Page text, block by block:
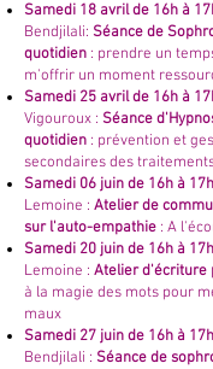
Samedi 18 avril de 16h à
Bendjilali: Séance de
quotidien : prendre un
m'offrir un moment
Samedi 25 avril de 16h à
Vigouroux : Séance
quotidien : prévention et
secondaires des
Samedi 06 juin de 16h à
Lemoine : Atelier de
sur l'auto-empathie : A
Samedi 20 juin de 16h à
Lemoine : Atelier d'écriture
à la magie des mots pour
maux
Samedi 27 juin de 16h à
Bendjilali : Séance de